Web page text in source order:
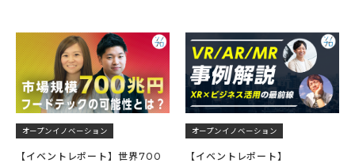
オープンイノベーション
【イベントレポート】世界700
オープンイノベーション
【イベントレポート】